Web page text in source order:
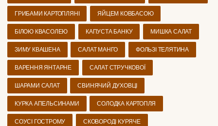
ГРИБАМИ КАРТОПЛЯНІ ЯЙЦЕМ КОВБАСОЮ
БІЛОЮ КВАСОЛЕЮ КАПУСТА БАНКУ МИШКА САЛАТ
ЗИМУ КВАШЕНА САЛАТ МАНГО ФОЛЬЗІ ТЕЛЯТИНА
ВАРЕННЯ ЯНТАРНЕ САЛАТ СТРУЧКОВОЇ
ШАРАМИ САЛАТ СВИНЯЧИЙ ДУХОВЦІ
КУРКА АПЕЛЬСИНАМИ СОЛОДКА КАРТОПЛЯ
СОУСІ ГОСТРОМУ СКОВОРОДІ КУРЯЧЕ